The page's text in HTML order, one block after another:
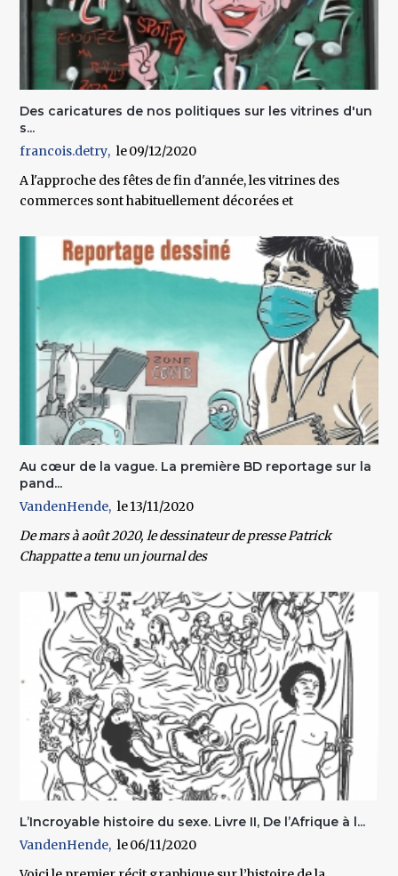
Des caricatures de nos politiques sur les vitrines d'un
s...
francois.detry
09/12/2020
A l'approche des fêtes de fin d'année, les vitrines des
commerces sont habituellement décorées et
Au cœur de la vague. La première BD reportage sur la
pand...
VandenHende
13/11/2020
De mars à août 2020, le dessinateur de presse Patrick
Chappatte a tenu un journal des
L’Incroyable histoire du sexe. Livre II, De l’Afrique à l...
VandenHende
06/11/2020